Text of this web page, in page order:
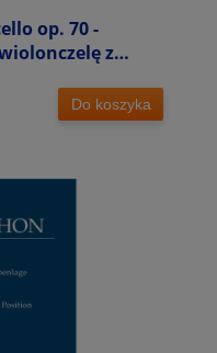
op. 70 -
z
Do koszyka